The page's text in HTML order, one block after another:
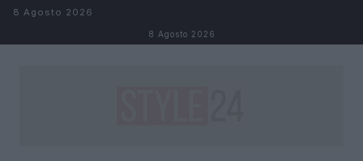
Salta al contenuto
8 Agosto 2026
8 Agosto 2026